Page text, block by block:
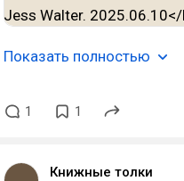
Показать полностью
1 1
Книжные толки